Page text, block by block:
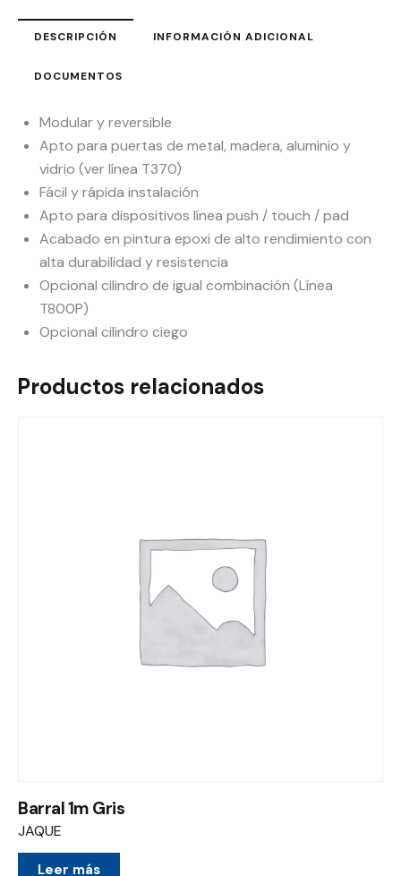
DESCRIPCIÓN INFORMACIÓN ADICIONAL
DOCUMENTOS
Modular y reversible
Apto para puertas de metal, madera, aluminio y
vidrio (ver línea T370)
Fácil y rápida instalación
Apto para dispositivos línea push / touch / pad
Acabado en pintura epoxi de alto rendimiento con
alta durabilidad y resistencia
Opcional cilindro de igual combinación (Línea
T800P)
Opcional cilindro ciego
Productos relacionados
Barral 1m Gris
JAQUE
Leer más